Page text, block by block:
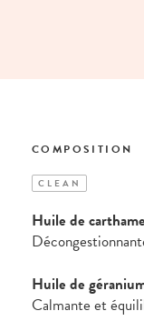
COMPOSITION
CLEAN
Huile de carthame
Huile de
Calmante et